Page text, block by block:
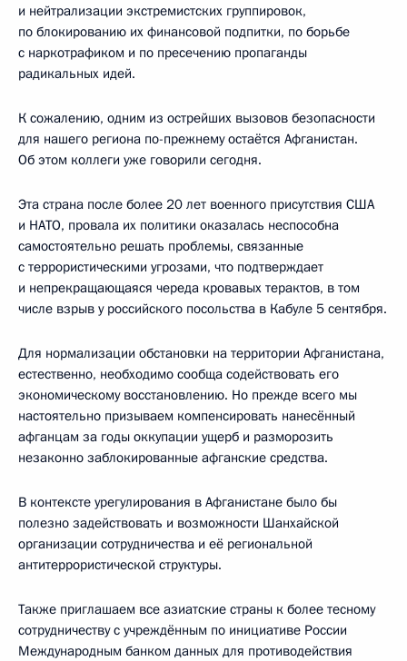
и нейтрализации экстремистских группировок,
по блокированию их финансовой подпитки, по борьбе
с наркотрафиком и по пресечению пропаганды
радикальных идей.
К сожалению, одним из острейших вызовов безопасности
для нашего региона по-прежнему остаётся Афганистан.
Об этом коллеги уже говорили сегодня.
Эта страна после более 20 лет военного присутствия США
и НАТО, провала их политики оказалась неспособна
самостоятельно решать проблемы, связанные
с террористическими угрозами, что подтверждает
и непрекращающаяся череда кровавых терактов, в том
числе взрыв у российского посольства в Кабуле 5 сентября.
Для нормализации обстановки на территории Афганистана,
естественно, необходимо сообща содействовать его
экономическому восстановлению. Но прежде всего мы
настоятельно призываем компенсировать нанесённый
афганцам за годы оккупации ущерб и разморозить
незаконно заблокированные афганские средства.
В контексте урегулирования в Афганистане было бы
полезно задействовать и возможности Шанхайской
организации сотрудничества и её региональной
антитеррористической структуры.
Также приглашаем все азиатские страны к более тесному
сотрудничеству с учреждённым по инициативе России
Международным банком данных для противодействия